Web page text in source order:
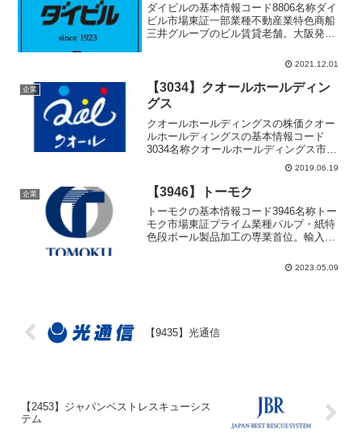
ダイビルの基本情報コード8806名称ダイ
ビル市場東証一部業種不動産業特色商船
三井グループのビル賃貸老舗。大阪発祥
ビル展開代表者園部 俊行設立1923年10
数10...
2021.12.01
企業
【3034】クオールホールディン
グス
クオールホールディングスの株価 クオー
ルホールディングスの基本情報コード
3034名称クオールホールディングス市場
東証プライム業種小売業特色調剤薬局...
2019.06.19
企業 【3946】トーモク
トーモクの基本情報コード3946名称トー
モク市場東証プライム業種パルプ・紙特
色段ボール製品加工の専業首位。輸入住
倉庫の３本柱代表者中橋 光男設立1949
2023.05.09
【9435】光通信
【2453】ジャパンベストレスキューシス
テム